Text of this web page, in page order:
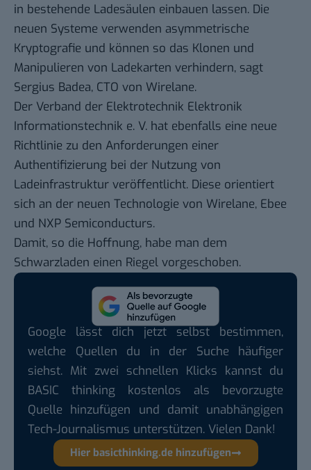
in bestehende Ladesäulen einbauen lassen. Die
neuen Systeme verwenden asymmetrische
Kryptografie und können so das Klonen und
Manipulieren von Ladekarten verhindern, sagt
Sergius Badea, CTO von Wirelane.
Der Verband der Elektrotechnik Elektronik
Informationstechnik e. V. hat ebenfalls eine neue
Richtlinie zu den Anforderungen einer
Authentifizierung bei der Nutzung von
Ladeinfrastruktur veröffentlicht. Diese orientiert
sich an der neuen Technologie von Wirelane, Ebee
und NXP Semiconducturs.
Damit, so die Hoffnung, habe man dem
Schwarzladen einen Riegel vorgeschoben.
Google lässt dich jetzt selbst bestimmen,
welche Quellen du in der Suche häufiger
siehst. Mit zwei schnellen Klicks kannst du
BASIC thinking kostenlos als bevorzugte
Quelle hinzufügen und damit unabhängigen
Tech-Journalismus unterstützen. Vielen Dank!
Hier basicthinking.de hinzufügen